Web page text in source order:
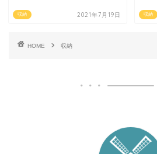
収納 2021年7月19日 収納
HOME 収納